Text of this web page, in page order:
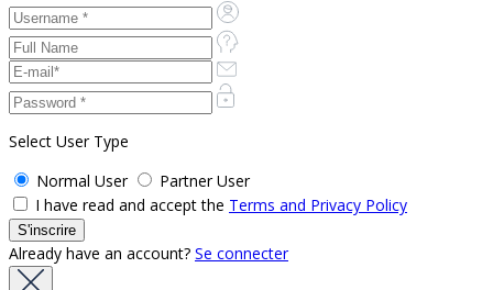
Select User Type
Normal User
Partner User
I have read and accept the Terms and Privacy Policy
Already have an account? Se connecter